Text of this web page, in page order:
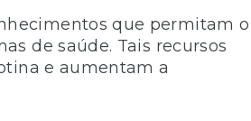
que permitam o
de saúde. Tais recursos
e aumentam a